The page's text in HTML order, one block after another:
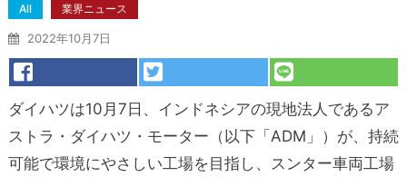
All 業界ニュース
2022年10月7日
ダイハツは10月7日、インドネシアの現地法人であるア
ストラ・ダイハツ・モーター（以下「ADM」）が、持続
可能で環境にやさしい工場を目指し、スンター車両工場